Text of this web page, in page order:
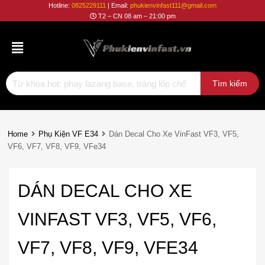
Kiện
Hotline: 0825229111 | Email: phukienvinfast111@gmail.com
T2 – CN 08 am – 21:00 pm
Home Phụ Kiện VF E34
Dán Decal Cho Xe VinFast VF3, VF5,
VF6, VF7, VF8, VF9, VFe34
DÁN DECAL CHO XE
VINFAST VF3, VF5, VF6,
VF7, VF8, VF9, VFE34